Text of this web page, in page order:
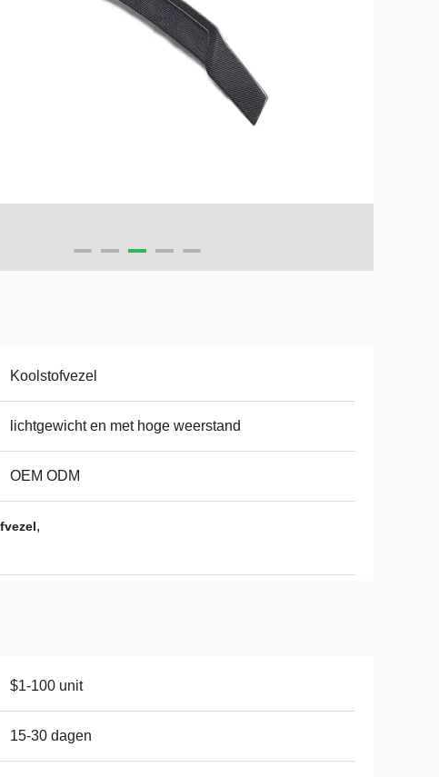
Koolstofvezel
lichtgewicht en met hoge weerstand
OEM ODM
,
$1-100 unit
15-30 dagen